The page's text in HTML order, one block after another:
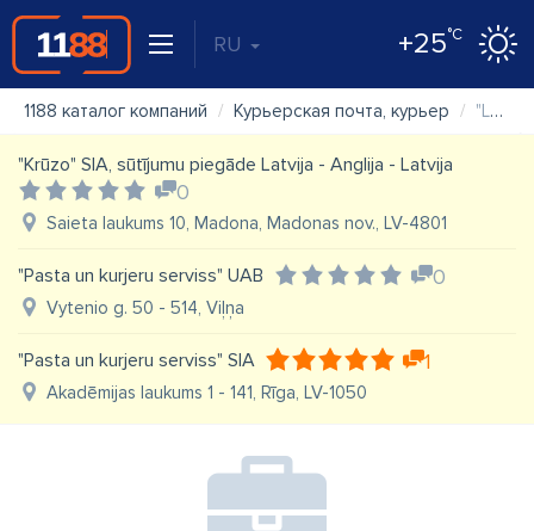
RU +25°C
1188 каталог компаний Курьерская почта, курьер "LatTranZit" SIA
"Krūzo" SIA, sūtījumu piegāde Latvija - Anglija - Latvija
0
Saieta laukums 10, Madona, Madonas nov., LV-4801
"Pasta un kurjeru serviss" UAB 0
Vytenio g. 50 - 514, Viļņa
"Pasta un kurjeru serviss" SIA 1
Akadēmijas laukums 1 - 141, Rīga, LV-1050